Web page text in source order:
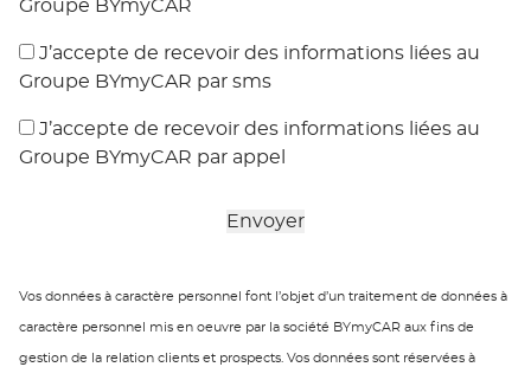
Groupe BYmyCAR
J’accepte de recevoir des informations liées au
Groupe BYmyCAR par sms
J’accepte de recevoir des informations liées au
Groupe BYmyCAR par appel
Vos données à caractère personnel font l’objet d’un traitement de données à
caractère personnel mis en oeuvre par la société BYmyCAR aux fins de
gestion de la relation clients et prospects. Vos données sont réservées à